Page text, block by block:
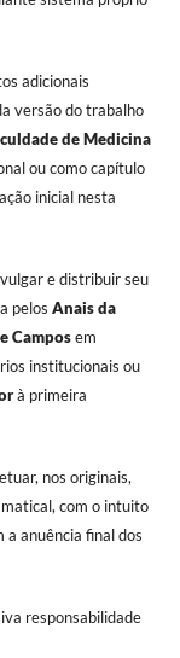
adicionais
versão do trabalho
de Medicina
ou como capítulo
inicial nesta
e distribuir seu
pelos Anais da
Camposem
institucionais ou
à primeira
nos originais,
com o intuito
a anuência final dos
responsabilidade